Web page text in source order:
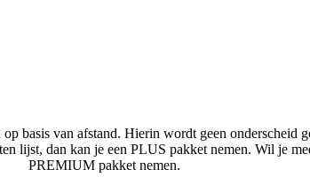
basis van afstand. Hierin wordt geen onderscheid
lijst, dan kan je een PLUS pakket nemen. Wil je
PREMIUM pakket nemen.